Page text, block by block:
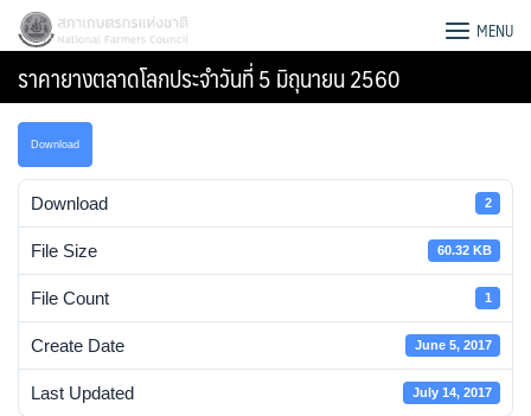
Skip
content
สภาเกษตรกรแห่งชาติ MENU
ราคายางตลาดโลกประจำวันที่ 5 มิถุนายน 2560
Download
Download 2
File Size 60.32 KB
File Count 1
Create Date June 5, 2017
Last Updated July 14, 2017